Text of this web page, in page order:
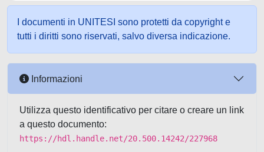
I documenti in UNITESI sono protetti da copyright e
tutti i diritti sono riservati, salvo diversa indicazione.
Informazioni
Utilizza questo identificativo per citare o creare un link
a questo documento:
https://hdl.handle.net/20.500.14242/227968